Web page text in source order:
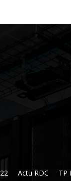
Actu RDC TP